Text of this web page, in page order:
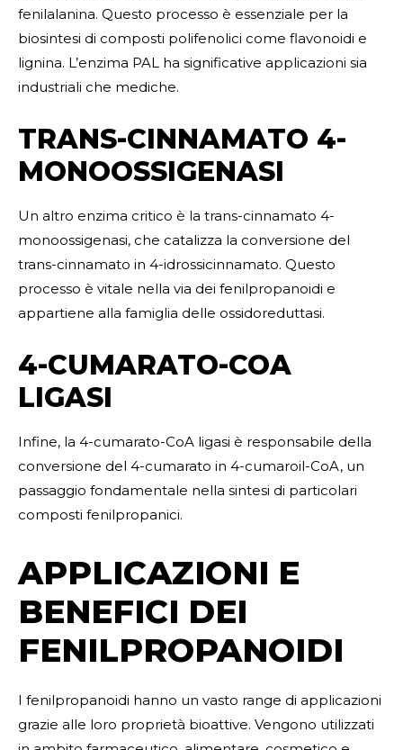
fenilalanina. Questo processo è essenziale per la
biosintesi di composti polifenolici come flavonoidi e
lignina. L’enzima PAL ha significative applicazioni sia
industriali che mediche.
TRANS-CINNAMATO 4-
MONOOSSIGENASI
Un altro enzima critico è la trans-cinnamato 4-
monoossigenasi, che catalizza la conversione del
trans-cinnamato in 4-idrossicinnamato. Questo
processo è vitale nella via dei fenilpropanoidi e
appartiene alla famiglia delle ossidoreduttasi.
4-CUMARATO-COA
LIGASI
Infine, la 4-cumarato-CoA ligasi è responsabile della
conversione del 4-cumarato in 4-cumaroil-CoA, un
passaggio fondamentale nella sintesi di particolari
composti fenilpropanici.
APPLICAZIONI E
BENEFICI DEI
FENILPROPANOIDI
I fenilpropanoidi hanno un vasto range di applicazioni
grazie alle loro proprietà bioattive. Vengono utilizzati